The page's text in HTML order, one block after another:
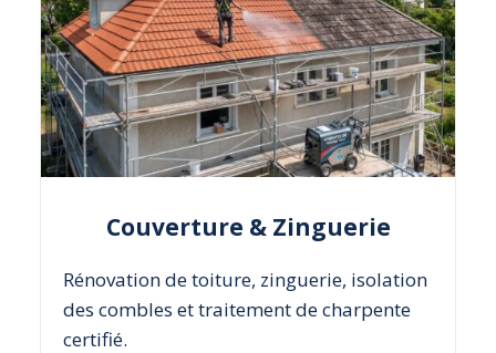
Couverture & Zinguerie
Rénovation de toiture, zinguerie, isolation
des combles et traitement de charpente
certifié.